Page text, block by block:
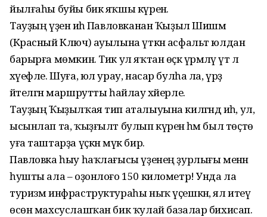
йылғаһы буйы бик яҡшы күренә.
Тауҙың үҙенә иһә Павловканан Ҡыҙыл Шишмә
(Красный Ключ) ауылына үткән асфальт юлдан
барырға мөмкин. Тик ул яҡтан өҫкә үрмәләү үтә лә
хәүефле. Шуға, юл урау, насар булһа ла, үрҙә
әйтелгән маршрутты һайлау хәйерле.
Тауҙың Ҡыҙылҡая тип аталыуына килгәндә иһә, ул,
ысынлап та, ҡыҙғылт булып күренә һәм был төҫтө
уға таштарҙа үҫкән мүк бирә.
Павловка һыу һаҡлағысы үҙенең ҙурлығы менән
һушты ала – оҙонлоғо 150 километр! Унда ла
туризм инфраструктураһы ныҡ үҫешкән, ял итеү
өсөн махсуслашҡан бик ҡулай базалар бихисап.